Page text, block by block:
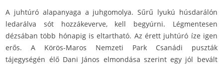
A juhtúró alapanyaga a juhgomolya. Sűrű lyukú húsdarálón
ledarálva sót hozzákeverve, kell begyúrni. Légmentesen
dézsában több hónapig is eltartható. Az érett juhtúró íze igen
erős. A Körös-Maros Nemzeti Park Csanádi puszták
tájegységén élő Dani János elmondása szerint egy jól bevált